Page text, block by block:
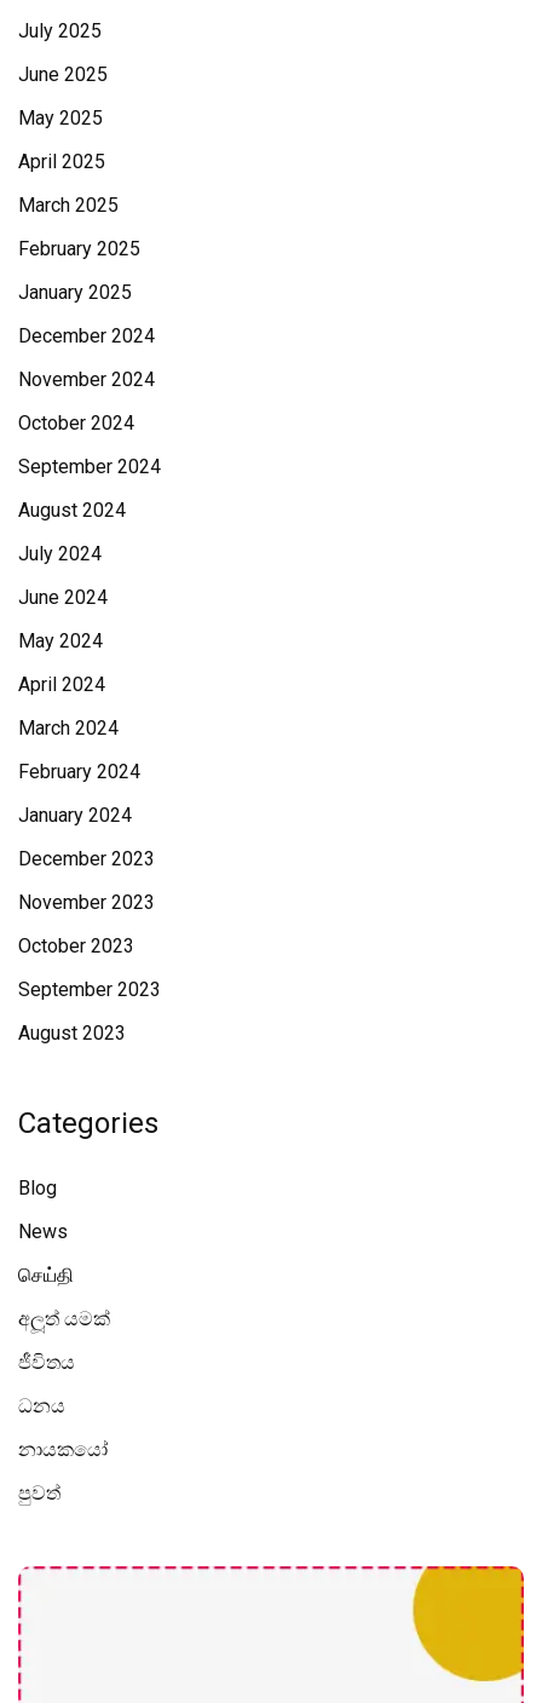
July 2025
June 2025
May 2025
April 2025
March 2025
February 2025
January 2025
December 2024
November 2024
October 2024
September 2024
August 2024
July 2024
June 2024
May 2024
April 2024
March 2024
February 2024
January 2024
December 2023
November 2023
October 2023
September 2023
August 2023
Categories
Blog
News
செய்தி
අලූත් යමක්
ජීවිතය
ධනය
නායකයෝ
පුවත්